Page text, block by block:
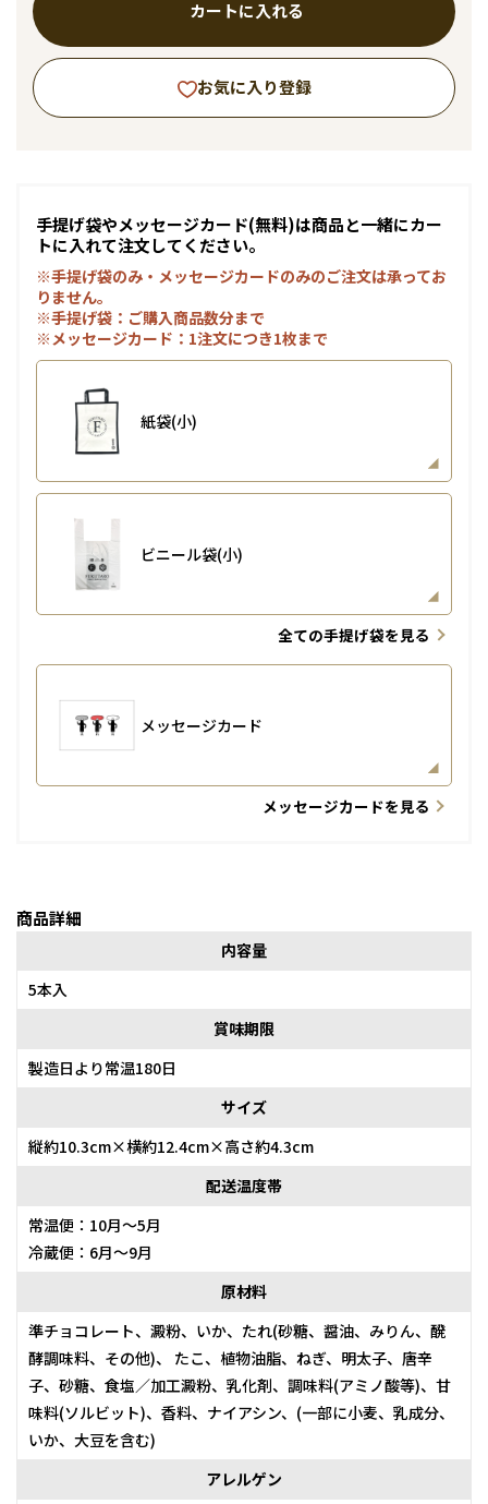
カートに入れる
お気に入り登録
手提げ袋やメッセージカード(無料)は商品と一緒にカー
トに入れて注文してください。
※手提げ袋のみ・メッセージカードのみのご注文は承ってお
りません。
※手提げ袋：ご購入商品数分まで
※メッセージカード：1注文につき1枚まで
紙袋(小)
ビニール袋(小)
全ての手提げ袋を見る
メッセージカード
メッセージカードを見る
商品詳細
内容量
5本入
賞味期限
製造日より常温180日
サイズ
縦約10.3cm×横約12.4cm×高さ約4.3cm
配送温度帯
常温便：10月～5月
冷蔵便：6月～9月
原材料
準チョコレート、澱粉、いか、たれ(砂糖、醤油、みりん、醗
酵調味料、その他)、 たこ、植物油脂、ねぎ、明太子、唐辛
子、砂糖、食塩／加工澱粉、乳化剤、調味料(アミノ酸等)、甘
味料(ソルビット)、香料、ナイアシン、(一部に小麦、乳成分、
いか、大豆を含む)
アレルゲン